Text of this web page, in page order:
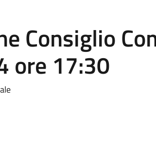
Consiglio
ore 17:30